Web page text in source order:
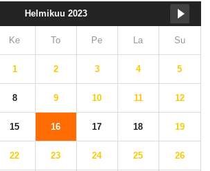
Helmikuu 2023
Ke To Pe La Su
1 2 3 4 5
8 9 10 11 12
15 16 17 18 19
22 23 24 25 26